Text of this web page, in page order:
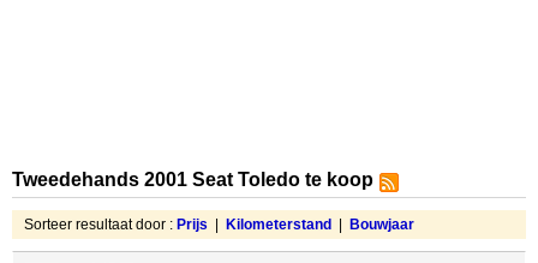
Tweedehands 2001 Seat Toledo te koop
Sorteer resultaat door : Prijs Kilometerstand Bouwjaar